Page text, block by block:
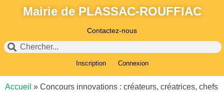
Mairie de PLASSAC-ROUFFIAC
Contactez-nous
Inscription Connexion
Accueil » Concours innovations : créateurs, créatrices, chefs